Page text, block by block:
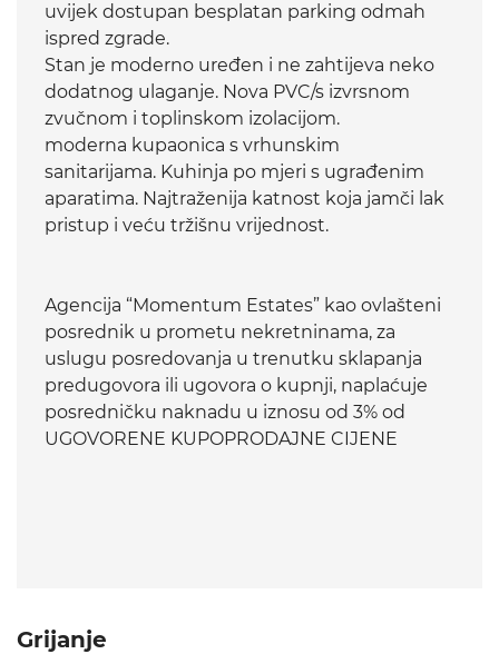
uvijek dostupan besplatan parking odmah
ispred zgrade.
Stan je moderno uređen i ne zahtijeva neko
dodatnog ulaganje. Nova PVC/s izvrsnom
zvučnom i toplinskom izolacijom.
moderna kupaonica s vrhunskim
sanitarijama. Kuhinja po mjeri s ugrađenim
aparatima. Najtraženija katnost koja jamči lak
pristup i veću tržišnu vrijednost.
Agencija “Momentum Estates” kao ovlašteni
posrednik u prometu nekretninama, za
uslugu posredovanja u trenutku sklapanja
predugovora ili ugovora o kupnji, naplaćuje
posredničku naknadu u iznosu od 3% od
UGOVORENE KUPOPRODAJNE CIJENE
Grijanje